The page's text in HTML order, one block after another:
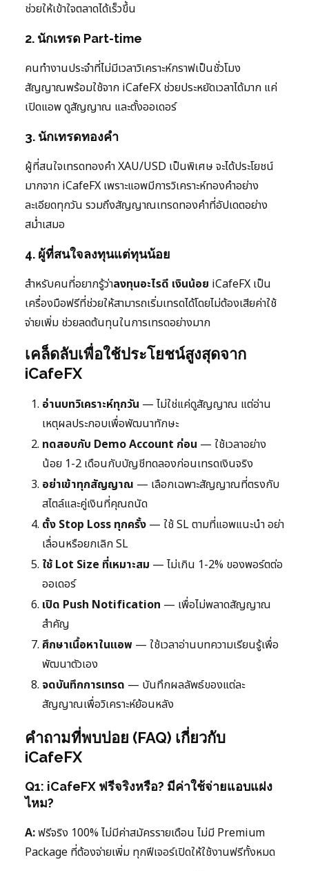
ช่วยให้เข้าใจตลาดได้เร็วขึ้น
2. นักเทรด Part-time
คนทำงานประจำที่ไม่มีเวลาวิเคราะห์กราฟเป็นชั่วโมง
สัญญาณพร้อมใช้จาก iCafeFX ช่วยประหยัดเวลาได้มาก แค่
เปิดแอพ ดูสัญญาณ และตั้งออเดอร์
3. นักเทรดทองคำ
ผู้ที่สนใจเทรดทองคำ XAU/USD เป็นพิเศษ จะได้ประโยชน์
มากจาก iCafeFX เพราะแอพมีการวิเคราะห์ทองคำอย่าง
ละเอียดทุกวัน รวมถึงสัญญาณเทรดทองคำที่อัปเดตอย่าง
สม่ำเสมอ
4. ผู้ที่สนใจลงทุนแต่ทุนน้อย
สำหรับคนที่อยากรู้ว่าลงทุนอะไรดี เงินน้อย iCafeFX เป็น
เครื่องมือฟรีที่ช่วยให้สามารถเริ่มเทรดได้โดยไม่ต้องเสียค่าใช้
จ่ายเพิ่ม ช่วยลดต้นทุนในการเทรดอย่างมาก
เคล็ดลับเพื่อใช้ประโยชน์สูงสุดจาก
iCafeFX
อ่านบทวิเคราะห์ทุกวัน — ไม่ใช่แค่ดูสัญญาณ แต่อ่าน
เหตุผลประกอบเพื่อพัฒนาทักษะ
ทดสอบกับ Demo Account ก่อน — ใช้เวลาอย่าง
น้อย 1-2 เดือนกับบัญชีทดลองก่อนเทรดเงินจริง
อย่าเข้าทุกสัญญาณ — เลือกเฉพาะสัญญาณที่ตรงกับ
สไตล์และคู่เงินที่คุณถนัด
ตั้ง Stop Loss ทุกครั้ง — ใช้ SL ตามที่แอพแนะนำ อย่า
เลื่อนหรือยกเลิก SL
ใช้ Lot Size ที่เหมาะสม — ไม่เกิน 1-2% ของพอร์ตต่อ
ออเดอร์
เปิด Push Notification — เพื่อไม่พลาดสัญญาณ
สำคัญ
ศึกษาเนื้อหาในแอพ — ใช้เวลาอ่านบทความเรียนรู้เพื่อ
พัฒนาตัวเอง
จดบันทึกการเทรด — บันทึกผลลัพธ์ของแต่ละ
สัญญาณเพื่อวิเคราะห์ย้อนหลัง
คำถามที่พบบ่อย (FAQ) เกี่ยวกับ
iCafeFX
Q1: iCafeFX ฟรีจริงหรือ? มีค่าใช้จ่ายแอบแฝง
ไหม?
A:ฟรีจริง 100% ไม่มีค่าสมัครรายเดือน ไม่มี Premium
Package ที่ต้องจ่ายเพิ่ม ทุกฟีเจอร์เปิดให้ใช้งานฟรีทั้งหมด